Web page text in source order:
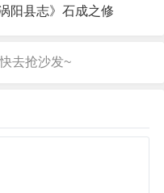
阳县志》石成之修